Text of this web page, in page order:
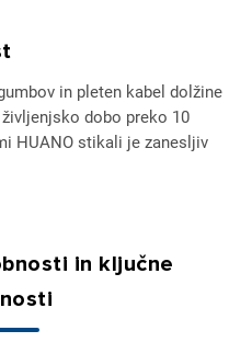
in pleten kabel dolžine
dobo preko 10
HUANO stikali je zanesljiv
in ključne